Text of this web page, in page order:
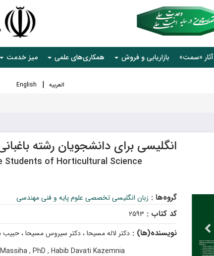
آثار «سمت» بازاریابی و فروش همکاری‌های علمی میز خدمت
العربیه English
انگلیسی برای دانشجویان رشته
Students of Horticultural Science
گروه‌ها : زبان انگلیسی تخصصی علوم پایه و فنی مهندسی
کد کتاب : ۲۵۹۳
نویسنده(ها) :دکتر لاله مسیحا ، دکتر سیروس مسیحا ، حبیب
, PhD , Habib Davati Kazemnia ,